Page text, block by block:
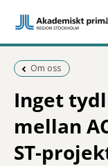
Föregående sida:
Om oss
Inget
mellan
ST-